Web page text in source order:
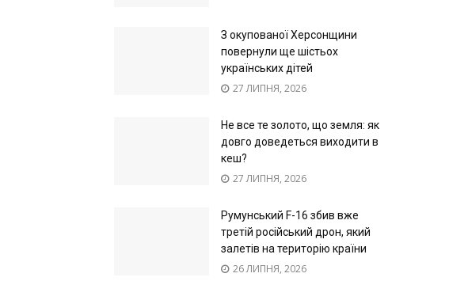
З окупованої Херсонщини
повернули ще шістьох
українських дітей
27 ЛИПНЯ, 2026
Не все те золото, що земля: як
довго доведеться виходити в
кеш?
27 ЛИПНЯ, 2026
Румунський F-16 збив вже
третій російський дрон, який
залетів на територію країни
26 ЛИПНЯ, 2026